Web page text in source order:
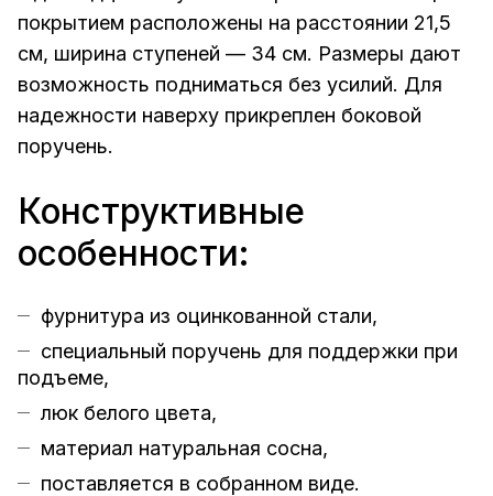
покрытием расположены на расстоянии 21,5
см, ширина ступеней — 34 см. Размеры дают
возможность подниматься без усилий. Для
надежности наверху прикреплен боковой
поручень.
Конструктивные
особенности:
фурнитура из оцинкованной стали,
специальный поручень для поддержки при
подъеме,
люк белого цвета,
материал натуральная сосна,
поставляется в собранном виде.